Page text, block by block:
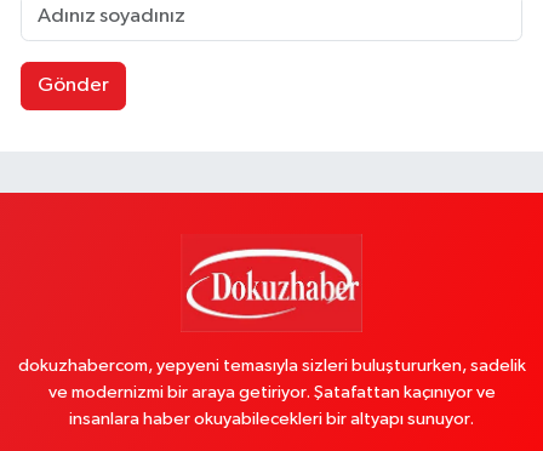
Gönder
dokuzhabercom, yepyeni temasıyla sizleri buluştururken, sadelik
ve modernizmi bir araya getiriyor. Şatafattan kaçınıyor ve
insanlara haber okuyabilecekleri bir altyapı sunuyor.